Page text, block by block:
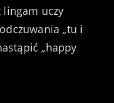
lingam uczy
„tu i
„happy